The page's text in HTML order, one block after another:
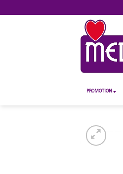
to
PROMOTION